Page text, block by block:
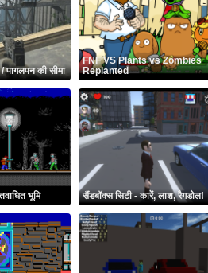
की सीमा
FNF VS Plants vs Zombies
Replanted
भूमि सैंडबॉक्स सिटी - कारें, लाश, रैगडोल!